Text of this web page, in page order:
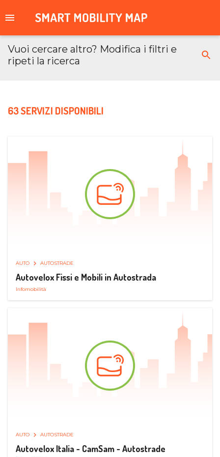
Vuoi cercare altro? Modifica i filtri e
ripeti la ricerca
63 SERVIZI DISPONIBILI
AUTO AUTOSTRADE
Autovelox Fissi e Mobili in Autostrada
Infomobilità
AUTO AUTOSTRADE
Autovelox Italia - CamSam - Autostrade